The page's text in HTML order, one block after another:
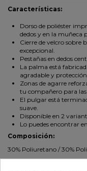
Características:
Dorso de poliéster
dedos y en la muñeca
Cierre de velcro sobre
excepcional.
Pestañas en dedos
La palma está
agradable y
Zonas de agarre
tu compañero para las
El pulgar está
suave.
Disponible en 2
Lo puedes encontrar
Composición:
30% Poliuretano / 30%